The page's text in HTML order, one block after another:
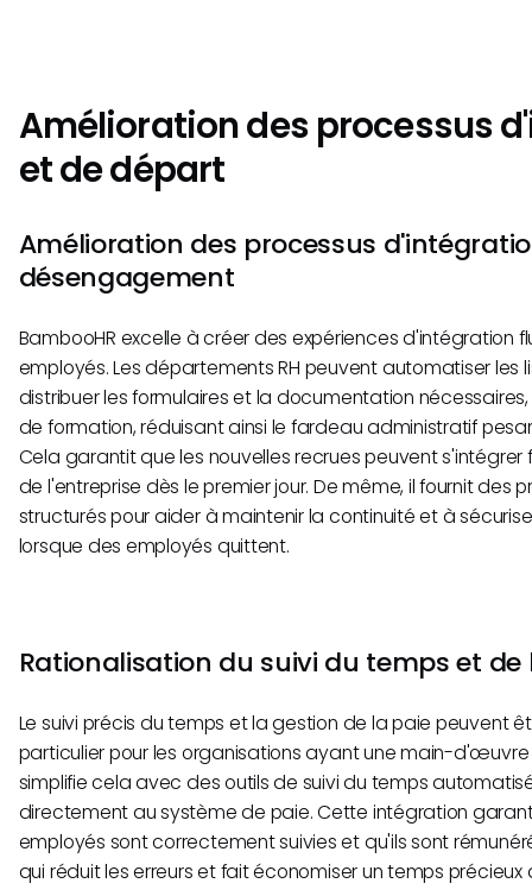
Amélioration des processus
et de départ
Amélioration des processus
désengagement
BambooHR excelle à créer des expériences d'intégration
employés. Les départements RH peuvent automatiser les
distribuer les formulaires et la documentation
de formation, réduisant ainsi le fardeau administratif
Cela garantit que les nouvelles recrues peuvent
de l'entreprise dès le premier jour. De même, il fournit des
structurés pour aider à maintenir la continuité et à
lorsque des employés quittent.
Rationalisation du suivi du temps et de
Le suivi précis du temps et la gestion de la paie peuvent
particulier pour les organisations ayant une main-d'œuvre
simplifie cela avec des outils de suivi du temps
directement au système de paie. Cette intégration
employés sont correctement suivies et qu'ils sont
qui réduit les erreurs et fait économiser un temps précieux